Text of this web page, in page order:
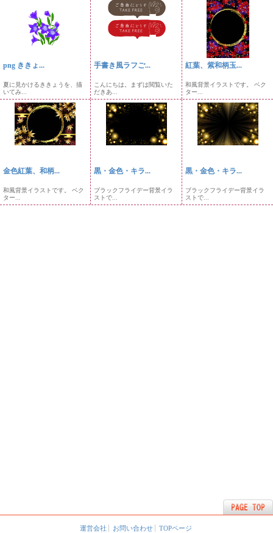
png ききょ...
夏に見かけるききょうを、描
いてみ...
手書き風ラフご...
こんにちは。まずは閲覧いた
だきあ...
紅葉、紫和柄玉...
和風背景イラストです。 ベク
ター...
金色紅葉、和柄...
和風背景イラストです。 ベク
ター...
黒・金色・キラ...
ブラックフライデー背景イラ
ストで...
黒・金色・キラ...
ブラックフライデー背景イラ
ストで...
運営会社 お問い合わせ TOPページ